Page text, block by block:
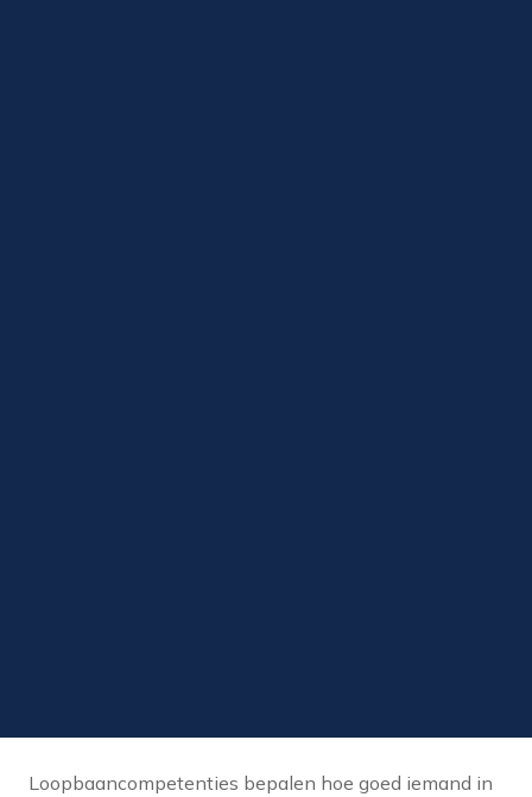
Loopbaancompetenties bepalen hoe goed iemand in